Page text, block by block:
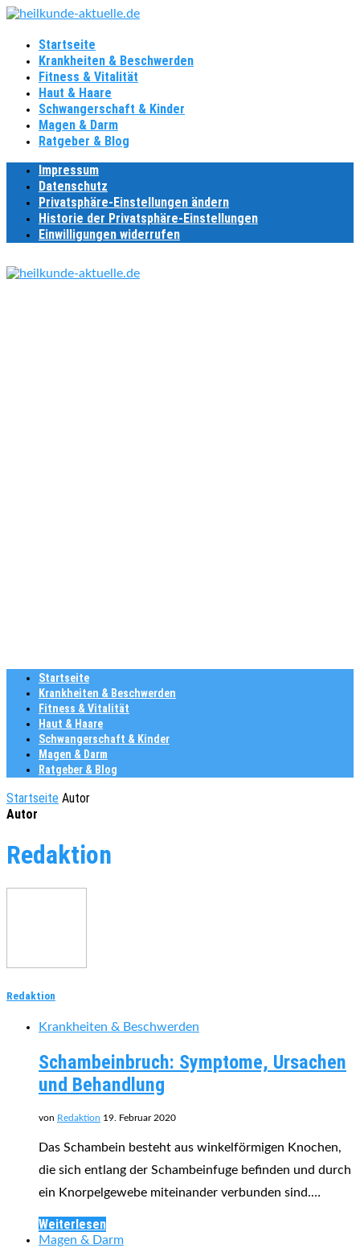
Startseite
Krankheiten & Beschwerden
Fitness & Vitalität
Haut & Haare
Schwangerschaft & Kinder
Magen & Darm
Ratgeber & Blog
Impressum
Datenschutz
Privatsphäre-Einstellungen ändern
Historie der Privatsphäre-Einstellungen
Einwilligungen widerrufen
Startseite
Krankheiten & Beschwerden
Fitness & Vitalität
Haut & Haare
Schwangerschaft & Kinder
Magen & Darm
Ratgeber & Blog
Startseite Autor
Autor
Redaktion
Redaktion
Krankheiten & Beschwerden
Schambeinbruch: Symptome, Ursachen
und Behandlung
von Redaktion 19. Februar 2020
Das Schambein besteht aus winkelförmigen Knochen,
die sich entlang der Schambeinfuge befinden und durch
ein Knorpelgewebe miteinander verbunden sind.…
Weiterlesen
Magen & Darm